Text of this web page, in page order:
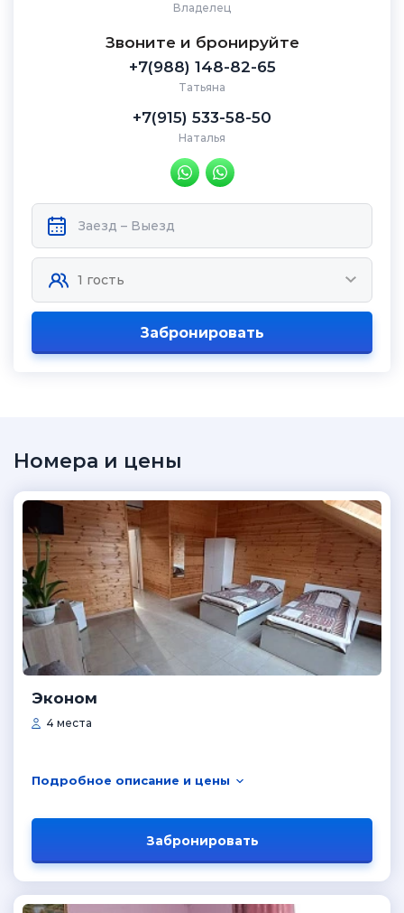
Владелец
Звоните и бронируйте
+7(988) 148-82-65
Татьяна
+7(915) 533-58-50
Наталья
Забронировать
Номера и цены
Эконом
4 места
Подробное описание и цены
Забронировать